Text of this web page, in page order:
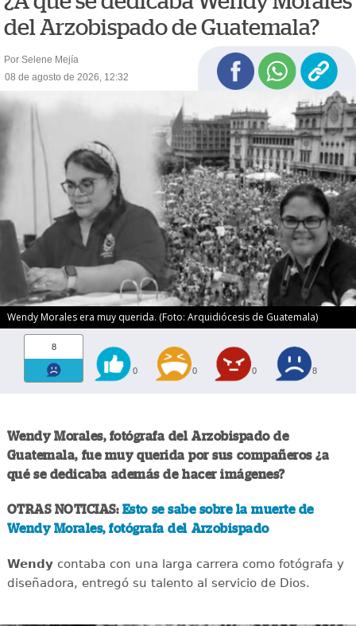
del Arzobispado de Guatemala?
Por Selene Mejía
08 de agosto de 2026, 12:32
Wendy Morales era muy querida. (Foto: Arquidiócesis de Guatemala)
8
0 0 0 8
Wendy Morales, fotógrafa del Arzobispado de
Guatemala, fue muy querida por sus compañeros ¿a
qué se dedicaba además de hacer imágenes?
OTRAS NOTICIAS: Esto se sabe sobre la muerte de
Wendy Morales, fotógrafa del Arzobispado
Wendycontaba con una larga carrera como fotógrafa y
diseñadora, entregó su talento al servicio de Dios.